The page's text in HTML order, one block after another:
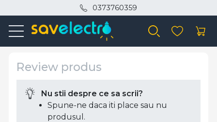
0373760359
Review produs
Nu stii despre ce sa scrii?
Spune-ne daca iti place sau nu
produsul.